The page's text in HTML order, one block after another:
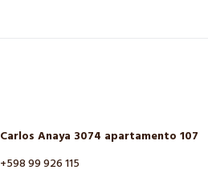
Carlos Anaya 3074 apartamento 107
+598 99 926 115